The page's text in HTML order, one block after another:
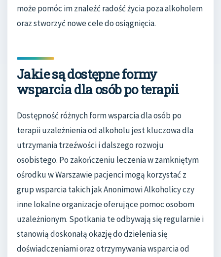
może pomóc im znaleźć radość życia poza alkoholem
oraz stworzyć nowe cele do osiągnięcia.
Jakie są dostępne formy
wsparcia dla osób po terapii
Dostępność różnych form wsparcia dla osób po
terapii uzależnienia od alkoholu jest kluczowa dla
utrzymania trzeźwości i dalszego rozwoju
osobistego. Po zakończeniu leczenia w zamkniętym
ośrodku w Warszawie pacjenci mogą korzystać z
grup wsparcia takich jak Anonimowi Alkoholicy czy
inne lokalne organizacje oferujące pomoc osobom
uzależnionym. Spotkania te odbywają się regularnie i
stanowią doskonałą okazję do dzielenia się
doświadczeniami oraz otrzymywania wsparcia od